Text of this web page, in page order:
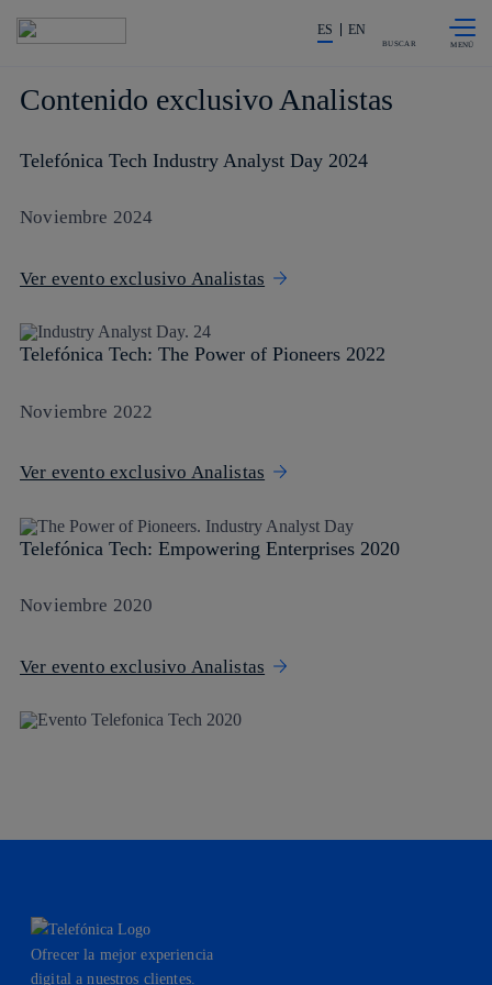
La acción en accionistas e
ES EN
BUSCAR
Contenido exclusivo Analistas
Telefónica Tech Industry Analyst Day 2024
Noviembre 2024
Ver evento exclusivo Analistas
Telefónica Tech: The Power of Pioneers 2022
Noviembre 2022
Ver evento exclusivo Analistas
Telefónica Tech: Empowering Enterprises 2020
Noviembre 2020
Ver evento exclusivo Analistas
Ofrecer la mejor experiencia
digital a nuestros clientes.